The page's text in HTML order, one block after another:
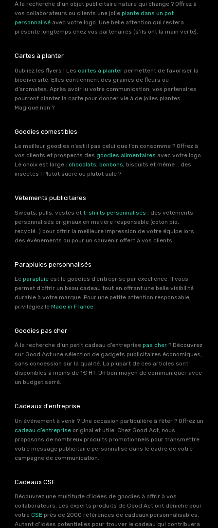
À la recherche d’un objet publicitaire nature qui change ? Offrez à
vos collaborateurs ou clients une jolie plante dans un pot
personnalisé avec votre logo. Une belle attention qui restera
présente longtemps chez vos partenaires (s’ils ont la main verte).
Cartes à planter
Oubliez les flyers ! Les cartes à planter permettent de favoriser la
biodiversité. Elles contiennent des graines de fleurs ou
d’aromates. Après avoir lu votre communication, vos partenaires
pourront planter la carte pour donner vie à de jolies plantes.
Magique non ?
Goodies comestibles
Le meilleur goodies n’est il pas celui que l’on consomme ? Offrez à
vos clients et prospects des goodies alimentaires avec votre logo.
Le choix est large : chocolats, bonbons, biscuits et même .. des
insectes ! Plutôt sucré ou plutôt salé ?
Vêtements publicitaires
Sweats, pulls, vestes et t-shirts personnalisés : des vêtements
personnalisés originaux en matière responsable (coton bio,
recyclé…) pour offrir la meilleure impression de votre équipe lors
des événements ou pour un souvenir offert à vos clients.
Parapluies personnalisés
Le parapluie est le goodies d’entreprise par excellence. Il vous
permet d’offrir un beau cadeau tout en offrant une belle visibilité
durable à votre marque. Pour une petite attention responsable,
privilégiez le Made in France.
Goodies pas cher
À la recherche d’un petit cadeau d’entreprise pas cher ? Découvrez
sur Good Act une sélection de gadgets publicitaires économiques,
sans concession sur la qualité. La plupart de ces articles sont
disponibles à moins de 1€ HT. Un bon moyen de communiquer avec
un budget serré.
Cadeaux d'entreprise
Un événement à venir ? Une occasion particulière à fêter ? Offrez un
cadeau d’entreprise original et utile. Chez Good Act, nous
proposons de nombreux produits promotionnels pour transmettre
votre message publicitaire personnalisé dans le cadre de votre
campagne de communication.
Cadeaux CSE
Découvrez une multitude d’idées de goodies à offrir à vos
collaborateurs. Les experts produits de Good Act ont déniché pour
votre CSE près de 2000 références de cadeaux personnalisables.
Autant d’idées potentielles pour trouver le cadeau qui contribuera